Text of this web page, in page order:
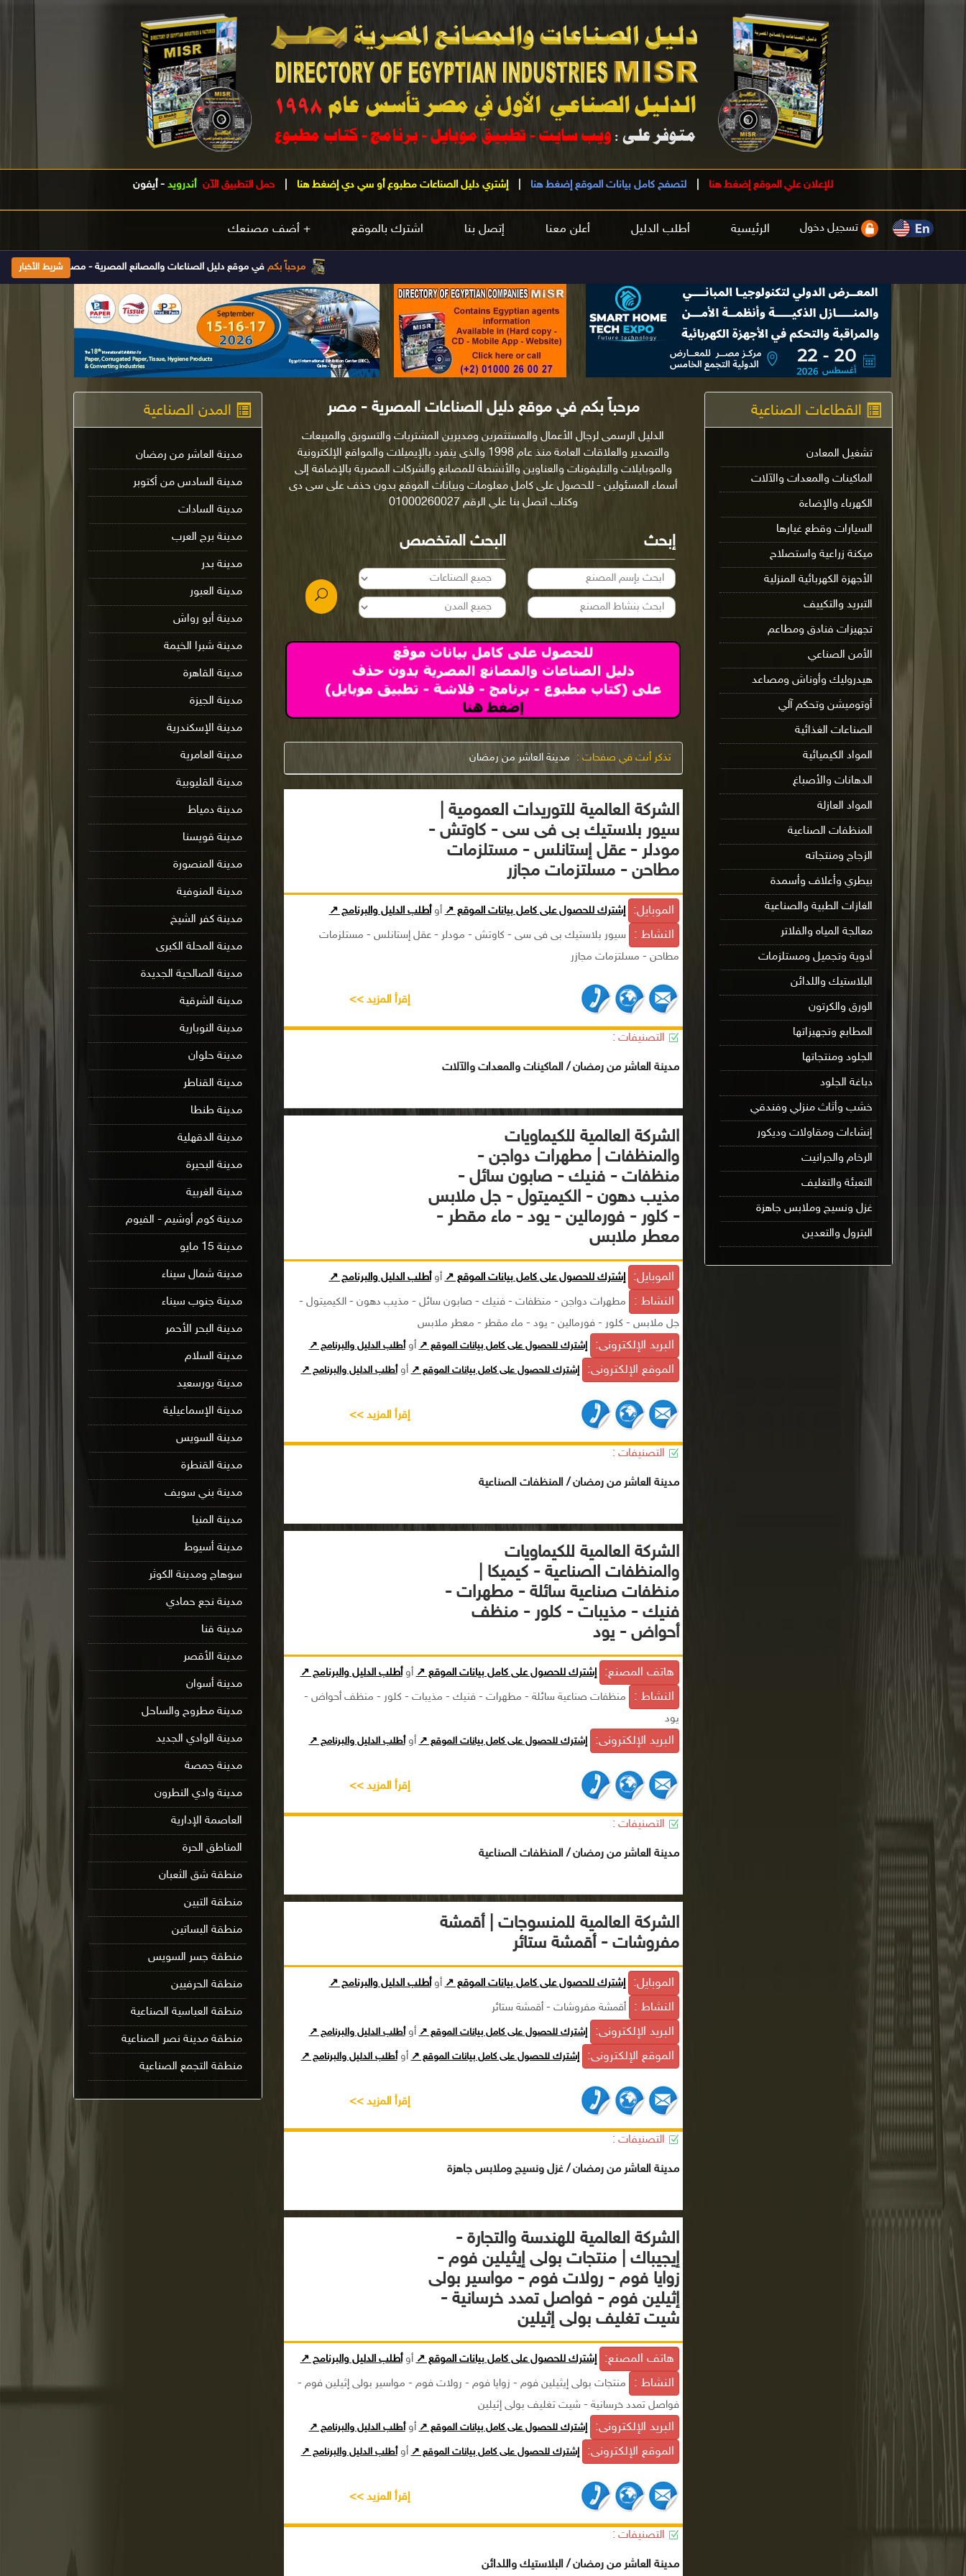
للإعلان علي الموقع إضغط هنا لتصفح كامل بيانات الموقع إضغط هنا إشتري دليل الصناعات مطبوع أو سي دي إضغط هنا حمل التطبيق الآن أندرويد - أيفون
الرئيسية أطلب الدليل أعلن معنا إتصل بنا اشترك بالموقع + أضف مصنعك تسجيل دخول
شريط الأخبار مرحباً بكم في موقع دليل الصناعات والمصانع المصرية - مصر .. الدليل الصناعى الأول فى مصر تأسس 1998 ويتم تحديث بياناته يومياَ إضغط هنا للإشتراك
القطاعات الصناعية
تشغيل المعادن
الماكينات والمعدات والآلات
الكهرباء والإضاءة
السيارات وقطع غيارها
ميكنة زراعية واستصلاح
الأجهزة الكهربائية المنزلية
التبريد والتكييف
تجهيزات فنادق ومطاعم
الأمن الصناعي
هيدروليك وأوناش ومصاعد
أوتوميشن وتحكم آلي
الصناعات الغذائية
المواد الكيميائية
الدهانات والأصباغ
المواد العازلة
المنظفات الصناعية
الزجاج ومنتجاته
بيطري وأعلاف وأسمدة
الغازات الطبية والصناعية
معالجة المياه والفلاتر
أدوية وتجميل ومستلزمات
البلاستيك واللدائن
الورق والكرتون
المطابع وتجهيزاتها
الجلود ومنتجاتها
دباغة الجلود
خشب وأثاث منزلي وفندقي
إنشاءات ومقاولات وديكور
الرخام والجرانيت
التعبئة والتغليف
غزل ونسيج وملابس جاهزة
البترول والتعدين
مرحباً بكم في موقع دليل الصناعات المصرية - مصر
الدليل الرسمى لرجال الأعمال والمستثمرين ومديرين المشتريات والتسويق والمبيعات
والتصدير والعلاقات العامة منذ عام 1998 والذى ينفرد بالإيميلات والمواقع الإلكترونية
والموبايلات والتليفونات والعناوين والأنشطة للمصانع والشركات المصرية بالإضافة إلى
أسماء المسئولين - للحصول على كامل معلومات وبيانات الموقع بدون حذف على سى دى
وكتاب اتصل بنا علي الرقم 01000260027
إبحث البحث المتخصص
تذكر أنت في صفحات : مدينة العاشر من رمضان
الشركة العالمية للتوريدات العمومية |
سيور بلاستيك بى فى سى - كاوتش -
مودلر - عقل إستانلس - مستلزمات
مطاحن - مسلتزمات مجازر
الموبايل: إشترك للحصول على كامل بيانات الموقع ↗ أوأطلب الدليل والبرنامج ↗
النشاط :
سيور بلاستيك بى فى سى - كاوتش - مودلر - عقل إستانلس - مستلزمات
مطاحن - مسلتزمات مجازر
إقرأ المزيد >>
التصنيفات :
مدينة العاشر من رمضان / الماكينات والمعدات والآلات
الشركة العالمية للكيماويات
والمنظفات | مطهرات دواجن -
منظفات - فنيك - صابون سائل -
مذيب دهون - الكيميتول - جل ملابس
- كلور - فورمالين - يود - ماء مقطر -
معطر ملابس
الموبايل: إشترك للحصول على كامل بيانات الموقع ↗ أوأطلب الدليل والبرنامج ↗
النشاط :
مطهرات دواجن - منظفات - فنيك - صابون سائل - مذيب دهون - الكيميتول -
جل ملابس - كلور - فورمالين - يود - ماء مقطر - معطر ملابس
البريد الإلكترونى: إشترك للحصول على كامل بيانات الموقع ↗ أوأطلب الدليل والبرنامج ↗
الموقع الإلكترونى: إشترك للحصول على كامل بيانات الموقع ↗ أوأطلب الدليل والبرنامج ↗
إقرأ المزيد >>
التصنيفات :
مدينة العاشر من رمضان / المنظفات الصناعية
الشركة العالمية للكيماويات
والمنظفات الصناعية - كيميكا |
منظفات صناعية سائلة - مطهرات -
فنيك - مذيبات - كلور - منظف
أحواض - يود
هاتف المصنع: إشترك للحصول على كامل بيانات الموقع ↗ أوأطلب الدليل والبرنامج ↗
النشاط :
منظفات صناعية سائلة - مطهرات - فنيك - مذيبات - كلور - منظف أحواض -
يود
البريد الإلكترونى: إشترك للحصول على كامل بيانات الموقع ↗ أوأطلب الدليل والبرنامج ↗
إقرأ المزيد >>
التصنيفات :
مدينة العاشر من رمضان / المنظفات الصناعية
الشركة العالمية للمنسوجات | أقمشة
مفروشات - أقمشة ستائر
الموبايل: إشترك للحصول على كامل بيانات الموقع ↗ أوأطلب الدليل والبرنامج ↗
النشاط : أقمشة مفروشات - أقمشة ستائر
البريد الإلكترونى: إشترك للحصول على كامل بيانات الموقع ↗ أوأطلب الدليل والبرنامج ↗
الموقع الإلكترونى: إشترك للحصول على كامل بيانات الموقع ↗ أوأطلب الدليل والبرنامج ↗
إقرأ المزيد >>
التصنيفات :
مدينة العاشر من رمضان / غزل ونسيج وملابس جاهزة
الشركة العالمية للهندسة والتجارة -
إيجيباك | منتجات بولى إيثيلين فوم -
زوايا فوم - رولات فوم - مواسير بولى
إثيلين فوم - فواصل تمدد خرسانية -
شيت تغليف بولى إثيلين
هاتف المصنع: إشترك للحصول على كامل بيانات الموقع ↗ أوأطلب الدليل والبرنامج ↗
النشاط :
منتجات بولى إيثيلين فوم - زوايا فوم - رولات فوم - مواسير بولى إثيلين فوم -
فواصل تمدد خرسانية - شيت تغليف بولى إثيلين
البريد الإلكترونى: إشترك للحصول على كامل بيانات الموقع ↗ أوأطلب الدليل والبرنامج ↗
الموقع الإلكترونى: إشترك للحصول على كامل بيانات الموقع ↗ أوأطلب الدليل والبرنامج ↗
إقرأ المزيد >>
التصنيفات :
مدينة العاشر من رمضان / البلاستيك واللدائن
المدن الصناعية
مدينة العاشر من رمضان
مدينة السادس من أكتوبر
مدينة السادات
مدينة برج العرب
مدينة بدر
مدينة العبور
مدينة أبو رواش
مدينة شبرا الخيمة
مدينة القاهرة
مدينة الجيزة
مدينة الإسكندرية
مدينة العامرية
مدينة القليوبية
مدينة دمياط
مدينة قويسنا
مدينة المنصورة
مدينة المنوفية
مدينة كفر الشيخ
مدينة المحلة الكبرى
مدينة الصالحية الجديدة
مدينة الشرقية
مدينة النوبارية
مدينة حلوان
مدينة القناطر
مدينة طنطا
مدينة الدقهلية
مدينة البحيرة
مدينة الغربية
مدينة كوم أوشيم - الفيوم
مدينة 15 مايو
مدينة شمال سيناء
مدينة جنوب سيناء
مدينة البحر الأحمر
مدينة السلام
مدينة بورسعيد
مدينة الإسماعيلية
مدينة السويس
مدينة القنطرة
مدينة بني سويف
مدينة المنيا
مدينة أسيوط
سوهاج ومدينة الكوثر
مدينة نجع حمادي
مدينة قنا
مدينة الأقصر
مدينة أسوان
مدينة مطروح والساحل
مدينة الوادي الجديد
مدينة جمصة
مدينة وادي النطرون
العاصمة الإدارية
المناطق الحرة
منطقة شق الثعبان
منطقة التبين
منطقة البساتين
منطقة جسر السويس
منطقة الحرفيين
منطقة العباسية الصناعية
منطقة مدينة نصر الصناعية
منطقة التجمع الصناعية